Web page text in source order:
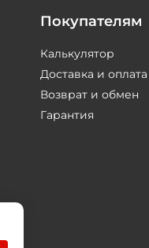
Покупателям
Калькулятор
Доставка и оплата
Возврат и обмен
Гарантия